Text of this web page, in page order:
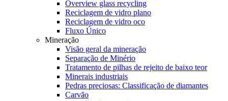
Overview glass recycling
Reciclagem de vidro plano
Reciclagem de vidro oco
Fluxo Único
Mineração
Visão geral da mineração
Separação de Minério
Tratamento de pilhas de rejeito de baixo teor
Minerais industriais
Pedras preciosas: Classificação de diamantes
Carvão